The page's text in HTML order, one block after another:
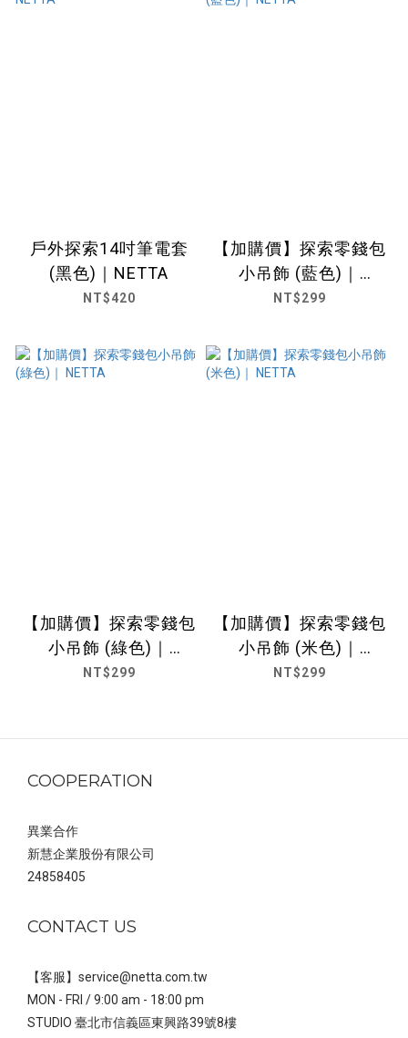
戶外探索14吋筆電套
(黑色)｜NETTA
NT$420
【加購價】探索零錢包
小吊飾 (藍色)｜
NETTA
NT$299
【加購價】探索零錢包
小吊飾 (綠色)｜
NETTA
NT$299
【加購價】探索零錢包
小吊飾 (米色)｜
NETTA
NT$299
COOPERATION
異業合作
新慧企業股份有限公司
24858405
CONTACT US
【客服】service@netta.com.tw
MON - FRI / 9:00 am - 18:00 pm
STUDIO 臺北市信義區東興路39號8樓